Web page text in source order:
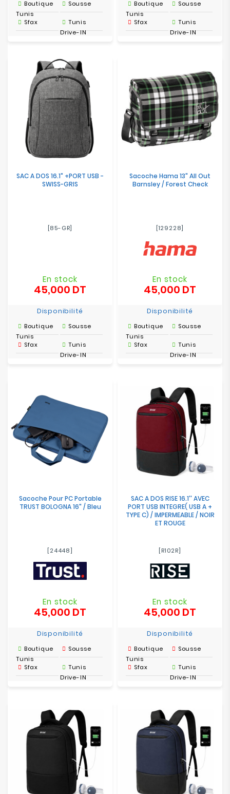
Boutique
Tunis
Sousse
Sfax
Tunis
Drive-IN
Boutique
Tunis
Sousse
Sfax
Tunis
Drive-IN
SAC A DOS 16.1" +PORT USB -
SWISS-GRIS
[85-GR]
En stock
45,000 DT
Disponibilité
Boutique
Tunis
Sousse
Sfax
Tunis
Drive-IN
Sacoche Hama 13" All Out
Barnsley / Forest Check
[129228]
En stock
45,000 DT
Disponibilité
Boutique
Tunis
Sousse
Sfax
Tunis
Drive-IN
Sacoche Pour PC Portable
TRUST BOLOGNA 16" / Bleu
[24448]
En stock
45,000 DT
Disponibilité
Boutique
Tunis
Sousse
Sfax
Tunis
Drive-IN
SAC A DOS RISE 16.1'' AVEC
PORT USB INTEGRE( USB A +
TYPE C) / IMPERMEABLE / NOIR
ET ROUGE
[R102R]
En stock
45,000 DT
Disponibilité
Boutique
Tunis
Sousse
Sfax
Tunis
Drive-IN